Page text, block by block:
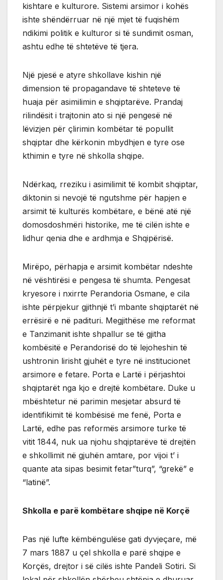
kishtare e kulturore. Sistemi arsimor i kohës
ishte shëndërruar në një mjet të fuqishëm
ndikimi politik e kulturor si të sundimit osman,
ashtu edhe të shtetëve të tjera.
Një pjesë e atyre shkollave kishin një
dimension të propagandave të shteteve të
huaja për asimilimin e shqiptarëve. Prandaj
rilindësit i trajtonin ato si një pengesë në
lëvizjen për çlirimin kombëtar të popullit
shqiptar dhe kërkonin mbydhjen e tyre ose
kthimin e tyre në shkolla shqipe.
Ndërkaq, rreziku i asimilimit të kombit shqiptar,
diktonin si nevojë të ngutshme për hapjen e
arsimit të kulturës kombëtare, e bënë atë një
domosdoshmëri historike, me të cilën ishte e
lidhur qenia dhe e ardhmja e Shqipërisë.
Mirëpo, përhapja e arsimit kombëtar ndeshte
në vështirësi e pengesa të shumta. Pengesat
kryesore i nxirrte Perandoria Osmane, e cila
ishte përpjekur gjithnjë t’i mbante shqiptarët në
errësirë e në padituri. Megjithëse me reformat
e Tanzimanit ishte shpallur se të gjitha
kombësitë e Perandorisë do të lejoheshin të
ushtronin lirisht gjuhët e tyre në institucionet
arsimore e fetare. Porta e Lartë i përjashtoi
shqiptarët nga kjo e drejtë kombëtare. Duke u
mbështetur në parimin mesjetar absurd të
identifikimit të kombësisë me fenë, Porta e
Lartë, edhe pas reformës arsimore turke të
vitit 1844, nuk ua njohu shqiptarëve të drejtën
e shkollimit në gjuhën amtare, por vijoi t’ i
quante ata sipas besimit fetar”turq”, “grekë” e
“latinë”.
Shkolla e parë kombëtare shqipe në Korçë
Pas një lufte këmbëngulëse gati dyvjeçare, më
7 mars 1887 u çel shkolla e parë shqipe e
Korçës, drejtor i së cilës ishte Pandeli Sotiri. Si